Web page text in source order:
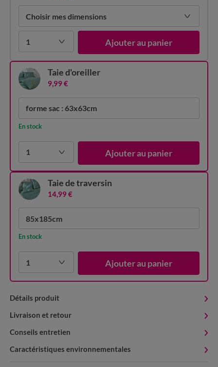
Choisir mes dimensions
1 Ajouter au panier
forme sac : 63x63cm
En stock
1 Ajouter au panier
Taie d'oreiller
9,99 €
85x185cm
En stock
1 Ajouter au panier
Taie de traversin
14,99 €
Détails produit
Livraison et retour
Conseils entretien
Caractéristiques environnementales